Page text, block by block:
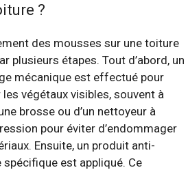
?
des mousses sur une toiture
plusieurs étapes. Tout d’abord, un
mécanique est effectué pour
les végétaux visibles, souvent à
brosse ou d’un nettoyeur à
pour éviter d’endommager
Ensuite, un produit anti-
spécifique est appliqué. Ce